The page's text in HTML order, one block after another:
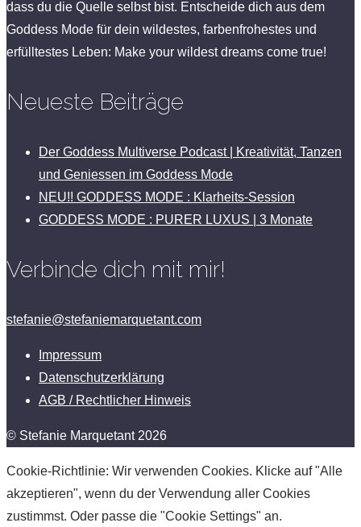
dass du die Quelle selbst bist. Entscheide dich aus dem
Goddess Mode für dein wildestes, farbenfrohestes und
erfülltestes Leben: Make your wildest dreams come true!
Neueste Beiträge
Der Goddess Multiverse Podcast | Kreativität, Tanzen
und Geniessen im Goddess Mode
NEU!! GODDESS MODE : Klarheits-Session
GODDESS MODE : PURER LUXUS | 3 Monate
Verbinde dich mit mir!
stefanie@stefaniemarquetant.com
Impressum
Datenschutzerklärung
AGB / Rechtlicher Hinweis
© Stefanie Marquetant 2026
Cookie-Richtlinie: Wir verwenden Cookies. Klicke auf "Alle
akzeptieren", wenn du der Verwendung aller Cookies
zustimmst. Oder passe die "Cookie Settings" an.